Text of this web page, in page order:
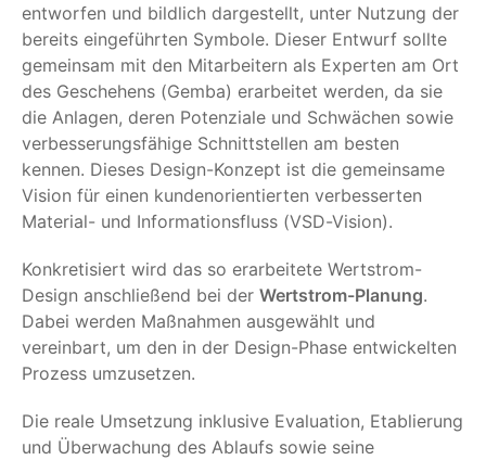
entworfen und bildlich dargestellt, unter Nutzung der
bereits eingeführten Symbole. Dieser Entwurf sollte
gemeinsam mit den Mitarbeitern als Experten am Ort
des Geschehens (Gemba) erarbeitet werden, da sie
die Anlagen, deren Potenziale und Schwächen sowie
verbesserungsfähige Schnittstellen am besten
kennen. Dieses Design-Konzept ist die gemeinsame
Vision für einen kundenorientierten verbesserten
Material- und Informationsfluss (VSD-Vision).
Konkretisiert wird das so erarbeitete Wertstrom-
Design anschließend bei der Wertstrom-Planung.
Dabei werden Maßnahmen ausgewählt und
vereinbart, um den in der Design-Phase entwickelten
Prozess umzusetzen.
Die reale Umsetzung inklusive Evaluation, Etablierung
und Überwachung des Ablaufs sowie seine